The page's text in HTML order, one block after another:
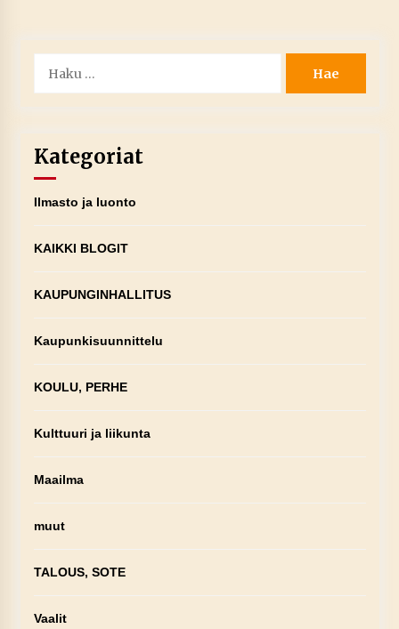
Kategoriat
Ilmasto ja luonto
KAIKKI BLOGIT
KAUPUNGINHALLITUS
Kaupunkisuunnittelu
KOULU, PERHE
Kulttuuri ja liikunta
Maailma
muut
TALOUS, SOTE
Vaalit